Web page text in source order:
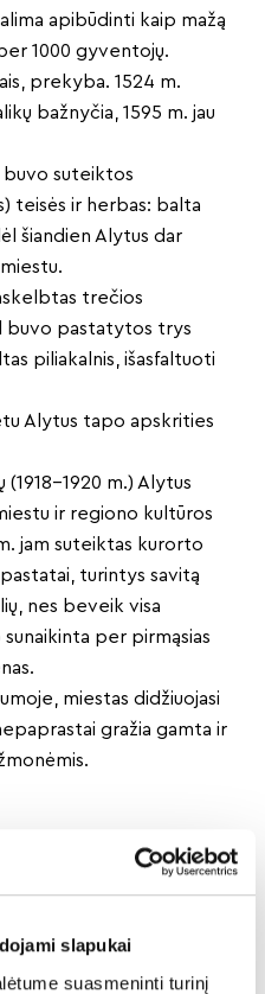
slapukai
suasmeninti turinį
apibūdinti kaip mažą
1000 gyventojų.
prekyba. 1524 m.
bažnyčia, 1595 m. jau
buvo suteiktos
teisės ir herbas: balta
šiandien Alytus dar
trečios
buvo pastatytos trys
piliakalnis, išasfaltuoti
Alytus tapo apskrities
m.) Alytus
ir regiono kultūros
jam suteiktas kurorto
turintys savitą
nes beveik visa
per pirmąsias
miestas didžiuojasi
gražia gamta ir